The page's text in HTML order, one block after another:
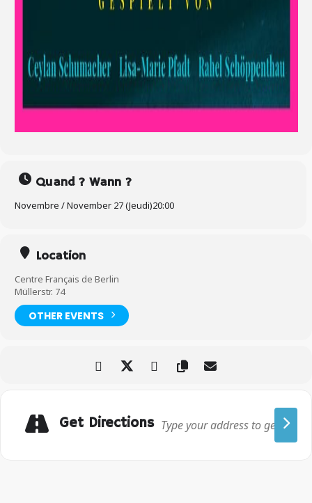
Quand ? Wann ?
Novembre / November 27 (Jeudi)20:00
Location
Centre Français de Berlin
Müllerstr. 74
OTHER EVENTS
Get Directions